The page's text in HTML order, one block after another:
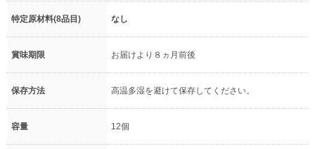
特定原材料(8品目) なし
賞味期限 お届けより８ヵ月前後
保存方法 高温多湿を避けて保存してください。
容量 12個